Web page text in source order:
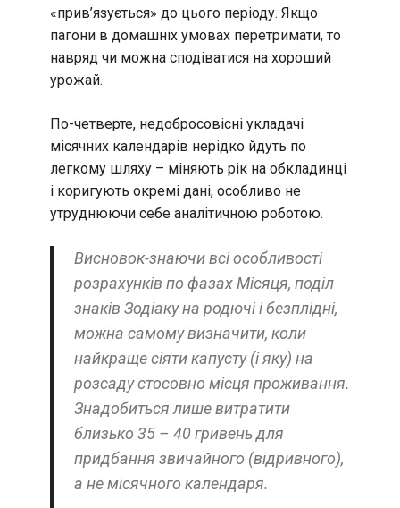
«прив’язується» до цього періоду. Якщо
пагони в домашніх умовах перетримати, то
навряд чи можна сподіватися на хороший
урожай.
По-четверте, недобросовісні укладачі
місячних календарів нерідко йдуть по
легкому шляху – міняють рік на обкладинці
і коригують окремі дані, особливо не
утруднюючи себе аналітичною роботою.
Висновок-знаючи всі особливості
розрахунків по фазах Місяця, поділ
знаків Зодіаку на родючі і безплідні,
можна самому визначити, коли
найкраще сіяти капусту (і яку) на
розсаду стосовно місця проживання.
Знадобиться лише витратити
близько 35 – 40 гривень для
придбання звичайного (відривного),
а не місячного календаря.